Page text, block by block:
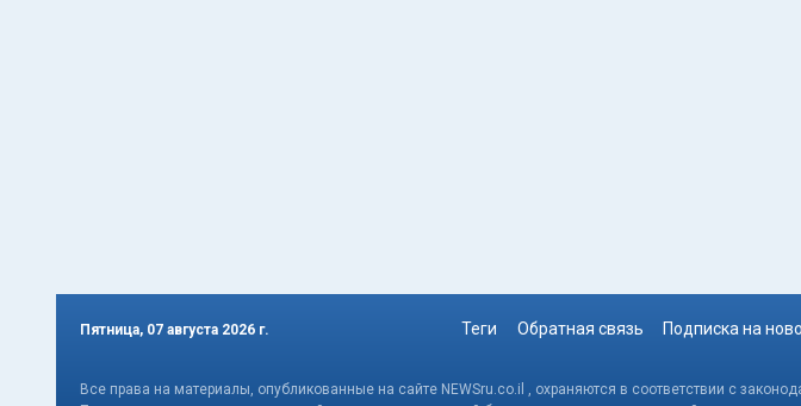
Пятница, 07 августа 2026 г. Теги Обратная связь Подписка на
Все права на материалы, опубликованные на сайте NEWSru.co.il , охраняются в соответствии с